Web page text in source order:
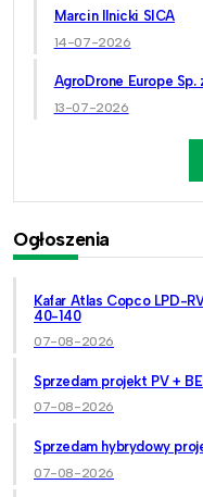
Marcin Ilnicki SICA
14-07-2026
AgroDrone Europe Sp.
13-07-2026
Ogłoszenia
Kafar Atlas Copco LPD-
40-140
07-08-2026
Sprzedam projekt PV +
07-08-2026
Sprzedam hybrydowy
07-08-2026